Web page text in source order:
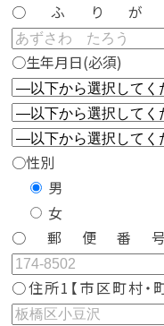
○ふりが
○生年月日(必須)
○性別
男
女
○郵便番
○住所1【市区町村・